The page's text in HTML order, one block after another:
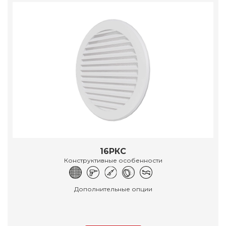
16РКС
Конструктивные особенности
Дополнительные опции